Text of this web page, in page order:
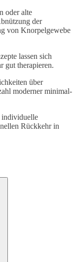
oder alte
der
von Knorpelgewebe
lassen sich
gut therapieren.
über
moderner minimal-
individuelle
Rückkehr in